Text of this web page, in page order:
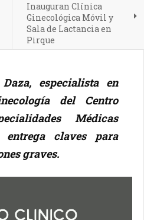
Inauguran Clínica
Ginecológica Móvil y
Sala de Lactancia en
Pirque
especialista en
del Centro
Médicas
entrega claves para
graves.